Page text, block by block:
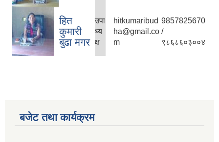
हित
कुमारी
बुढा मगर
उपा
ध्य
क्ष
hitkumaribud
ha@gmail.co
m
9857825670
/
९८६८६०३००४
बजेट तथा कार्यक्रम